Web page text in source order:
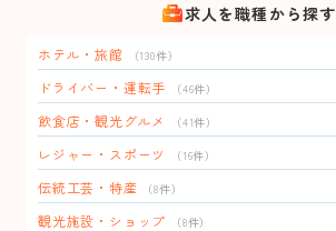
求人を職種から探す
ホテル・旅館 （130件）
ドライバー・運転手 （46件）
飲食店・観光グルメ （41件）
レジャー・スポーツ （16件）
伝統工芸・特産 （8件）
観光施設・ショップ （8件）